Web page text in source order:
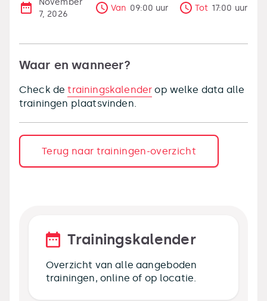
7, 2026
Van 09:00 uur Tot 17:00 uur
Waar en wanneer?
Check detrainingskalender op welke data alle
trainingen plaatsvinden.
Terug naar trainingen-overzicht
Trainingskalender
Overzicht van alle aangeboden
trainingen, online of op locatie.